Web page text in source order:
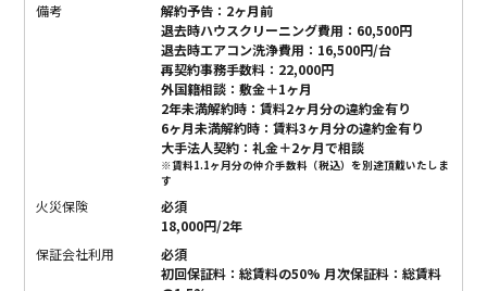
備考
解約予告：2ヶ月前
退去時ハウスクリーニング費用：60,500円
退去時エアコン洗浄費用：16,500円/台
再契約事務手数料：22,000円
外国籍相談：敷金＋1ヶ月
2年未満解約時：賃料2ヶ月分の違約金有り
6ヶ月未満解約時：賃料3ヶ月分の違約金有り
大手法人契約：礼金＋2ヶ月で相談
※賃料1.1ヶ月分の仲介手数料（税込）を別途頂戴いたしま
す
火災保険
必須
18,000円/2年
保証会社利用
必須
初回保証料：総賃料の50% 月次保証料：総賃料